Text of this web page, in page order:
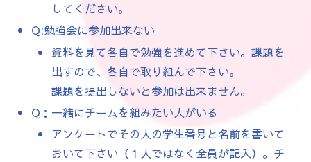
してください。
Q:勉強会に参加出来ない
資料を見て各自で勉強を進めて下さい。課題を
出すので、各自で取り組んで下さい。
課題を提出しないと参加は出来ません。
Q：一緒にチームを組みたい人がいる
アンケートでその人の学生番号と名前を書いて
おいて下さい（１人ではなく全員が記入）。チ